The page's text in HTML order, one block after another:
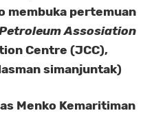
membuka pertemuan
Assosiation
Centre (JCC),
simanjuntak)
Menko Kemaritiman